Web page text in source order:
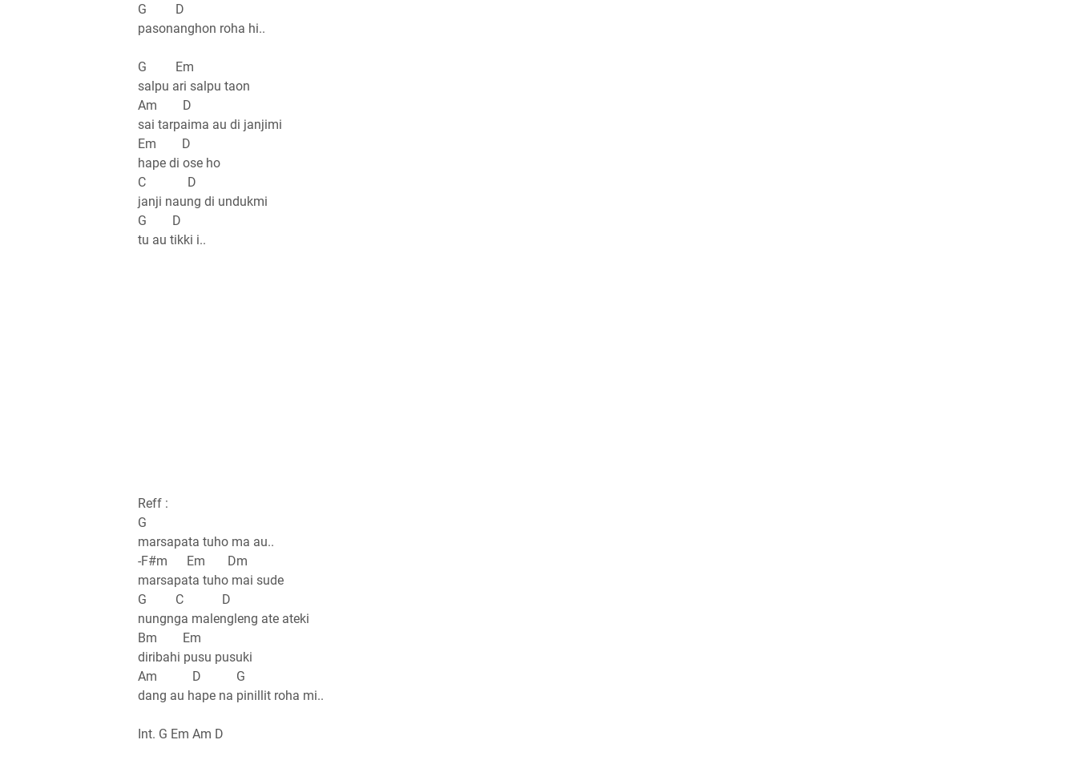
G D
pasonanghon roha hi..
G Em
salpu ari salpu taon
Am D
sai tarpaima au di janjimi
Em D
hape di ose ho
C D
janji naung di undukmi
G D
tu au tikki i..
Reff :
G
marsapata tuho ma au..
-F#m Em Dm
marsapata tuho mai sude
G C D
nungnga malengleng ate ateki
Bm Em
diribahi pusu pusuki
Am D G
dang au hape na pinillit roha mi..
Int. G Em Am D